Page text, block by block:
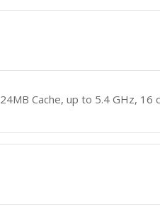
24MB Cache, up to 5.4 GHz,